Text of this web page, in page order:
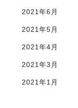
2021年6月
2021年5月
2021年4月
2021年3月
2021年1月